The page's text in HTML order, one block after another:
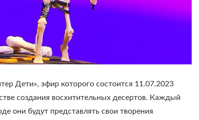
Дети», эфир которого состоится 11.07.2023
создания восхитительных десертов. Каждый
они будут представлять свои творения